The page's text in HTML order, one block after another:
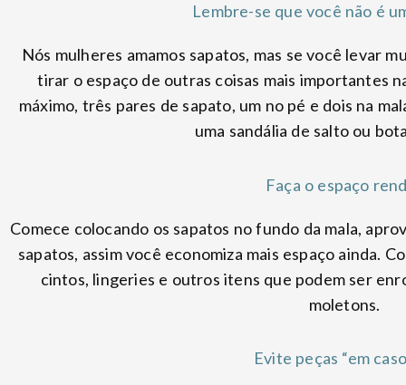
Lembre-se que você não é
Nós mulheres amamos sapatos, mas se você levar
tirar o espaço de outras coisas mais importantes
máximo, três pares de sapato, um no pé e dois na
uma sandália de salto ou
Faça o espaço
Comece colocando os sapatos no fundo da mala,
sapatos, assim você economiza mais espaço ainda.
cintos, lingeries e outros itens que podem ser
moletons.
Evite peças “em